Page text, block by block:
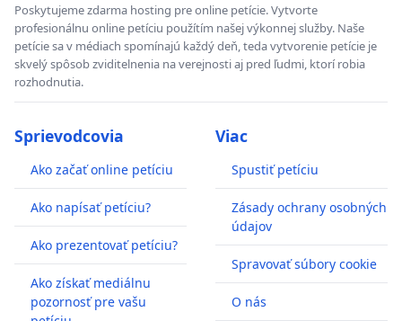
Poskytujeme zdarma hosting pre online petície. Vytvorte
profesionálnu online petíciu použítím našej výkonnej služby. Naše
petície sa v médiach spomínajú každý deň, teda vytvorenie petície je
skvelý spôsob zviditelnenia na verejnosti aj pred ľudmi, ktorí robia
rozhodnutia.
Sprievodcovia
Ako začať online petíciu
Ako napísať petíciu?
Ako prezentovať petíciu?
Ako získať mediálnu
pozornosť pre vašu
Viac
Spustiť petíciu
Zásady ochrany osobných
údajov
Spravovať súbory cookie
O nás